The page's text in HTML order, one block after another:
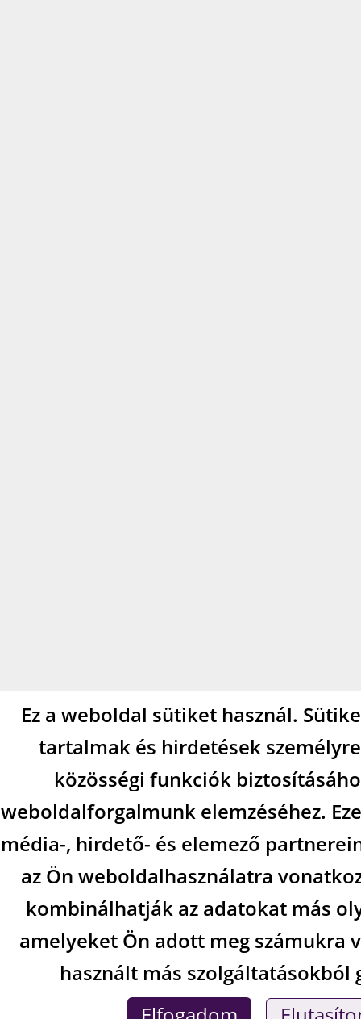
Ez a weboldal sütiket használ.
tartalmak és hirdetések
közösségi funkciók
weboldalforgalmunk elemzéséhez.
média-, hirdető- és elemező
az Ön weboldalhasználatra
kombinálhatják az adatokat más
amelyeket Ön adott meg számukra
használt más szolgáltatásokból